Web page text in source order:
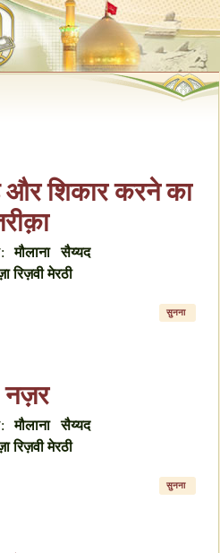
और शिकार करने का
मौलाना सैय्यद
रिज़वी मेरठी
सुनना
नज़र
मौलाना सैय्यद
रिज़वी मेरठी
सुनना